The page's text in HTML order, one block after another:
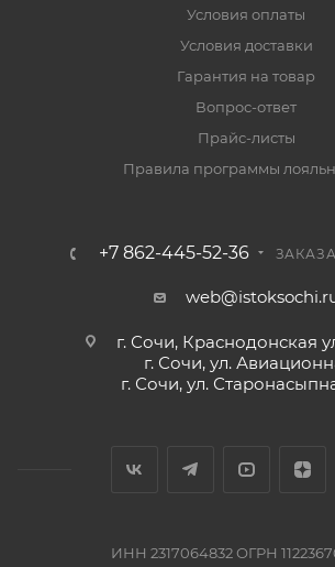
Условия оплаты
Условия доставки
Гарантия на товар
Вопрос-ответ
Прайс-листы
Правила программы
+7 862-445-52-36
г. Сочи, Краснодонская
г. Сочи, ул.
г. Сочи, ул.
ИНН 2317064832 ОГРН